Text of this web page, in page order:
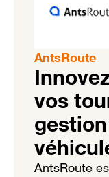
AntsRoute
vos
AntsRoute